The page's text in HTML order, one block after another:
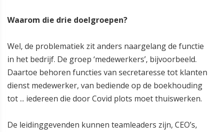
Waarom die drie doelgroepen?
Wel, de problematiek zit anders naargelang de functie
in het bedrijf. De groep ‘medewerkers’, bijvoorbeeld.
Daartoe behoren functies van secretaresse tot klanten
dienst medewerker, van bediende op de boekhouding
tot ... iedereen die door Covid plots moet thuiswerken.
De leidinggevenden kunnen teamleaders zijn, CEO’s,